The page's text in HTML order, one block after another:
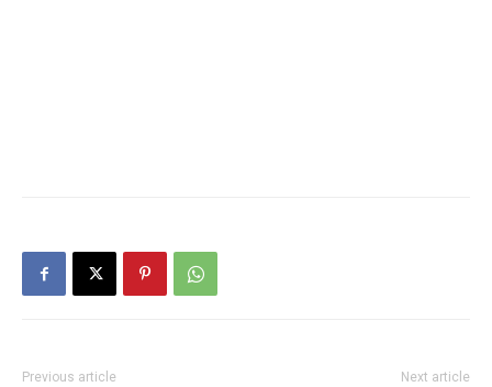
Previous article Next article